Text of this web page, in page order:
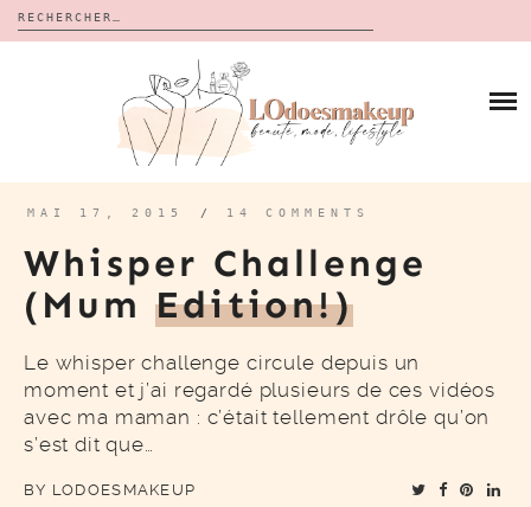
Rechercher :
CALENDRIERS DE L’AVENT
BON PLAN
À PROPOS
CONTACT
MAI 17, 2015 / 14 COMMENTS
Whisper Challenge
(Mum Edition!)
Le whisper challenge circule depuis un
moment et j’ai regardé plusieurs de ces vidéos
avec ma maman : c’était tellement drôle qu’on
s’est dit que…
BY LODOESMAKEUP